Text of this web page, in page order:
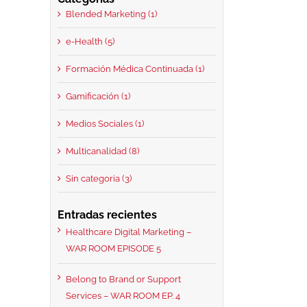
Blended Marketing (1)
e-Health (5)
Formación Médica Continuada (1)
Gamificación (1)
Medios Sociales (1)
Multicanalidad (8)
Sin categoria (3)
Entradas recientes
Healthcare Digital Marketing –
WAR ROOM EPISODE 5
Belong to Brand or Support
Services – WAR ROOM EP. 4